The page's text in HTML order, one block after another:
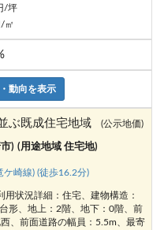
/坪
/㎡
動向を表示
ぶ既成住宅地域 (公示地価)
) (用途地域 住宅地)
ケ崎線) (徒歩16.2分)
状況詳細：住宅、建物構造：
形、地上：2階、地下：0階、前
、前面道路の幅員：5.5m、最寄